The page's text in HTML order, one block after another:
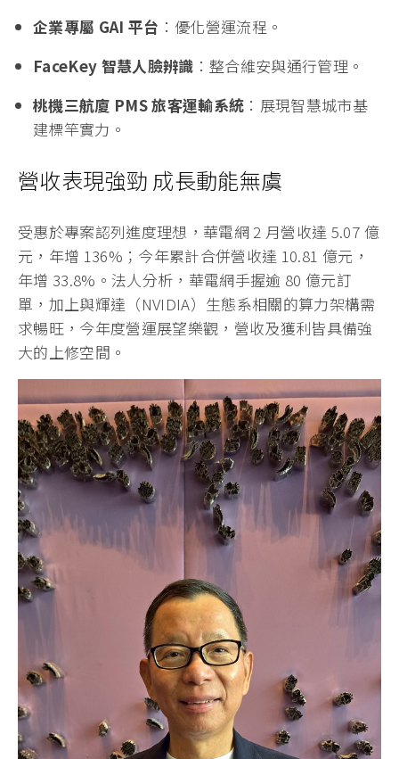
企業專屬 GAI 平台 ：優化營運流程。
FaceKey 智慧人臉辨識 ：整合維安與通行管理。
桃機三航廈 PMS 旅客運輸系統 ：展現智慧城市基
建標竿實力。
營收表現強勁 成長動能無虞
受惠於專案認列進度理想，華電網 2 月營收達 5.07 億
元，年增 136%；今年累計合併營收達 10.81 億元，
年增 33.8%。法人分析，華電網手握逾 80 億元訂
單，加上與輝達（NVIDIA）生態系相關的算力架構需
求暢旺，今年度營運展望樂觀，營收及獲利皆具備強
大的上修空間。